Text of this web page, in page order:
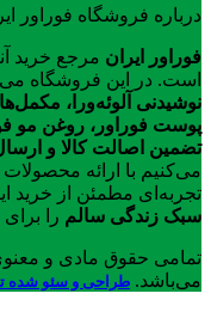
درباره فروشگاه فوراور
فوراور ایران مرجع خرید
است. در این فروشگاه
نوشیدنی آلوئه‌ورا،
پوست فوراور، روغن مو
تضمین اصالت کالا و
می‌کنیم با ارائه
تجربه‌ای مطمئن از خرید
سبک زندگی سالم را
تمامی حقوق مادی و
می‌باشد. طراحی و سئو شده